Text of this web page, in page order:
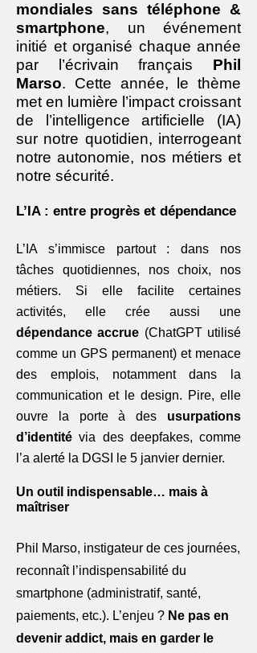
mondiales sans téléphone &
smartphone, un événement
initié et organisé chaque année
par l’écrivain français Phil
Marso. Cette année, le thème
met en lumière l’impact croissant
de l’intelligence artificielle (IA)
sur notre quotidien, interrogeant
notre autonomie, nos métiers et
notre sécurité.
L’IA : entre progrès et dépendance
L’IA s’immisce partout : dans nos
tâches quotidiennes, nos choix, nos
métiers. Si elle facilite certaines
activités, elle crée aussi une
dépendance accrue (ChatGPT utilisé
comme un GPS permanent) et menace
des emplois, notamment dans la
communication et le design. Pire, elle
ouvre la porte à des usurpations
d’identité via des deepfakes, comme
l’a alerté la DGSI le 5 janvier dernier.
Un outil indispensable… mais à
maîtriser
Phil Marso, instigateur de ces journées,
reconnaît l’indispensabilité du
smartphone (administratif, santé,
paiements, etc.). L’enjeu ? Ne pas en
devenir addict, mais en garder le